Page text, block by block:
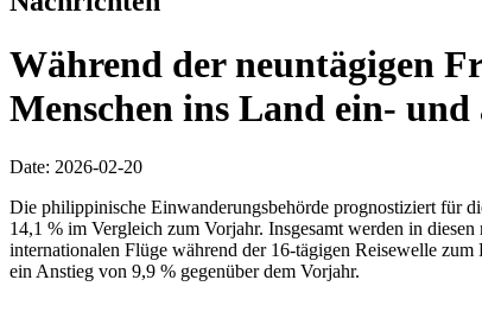
Während der neuntägigen
Menschen ins Land ein- und
Date: 2026-02-20
Die philippinische Einwanderungsbehörde prognostiziert für
14,1 % im Vergleich zum Vorjahr. Insgesamt werden in
internationalen Flüge während der 16-tägigen Reisewelle
ein Anstieg von 9,9 % gegenüber dem Vorjahr.